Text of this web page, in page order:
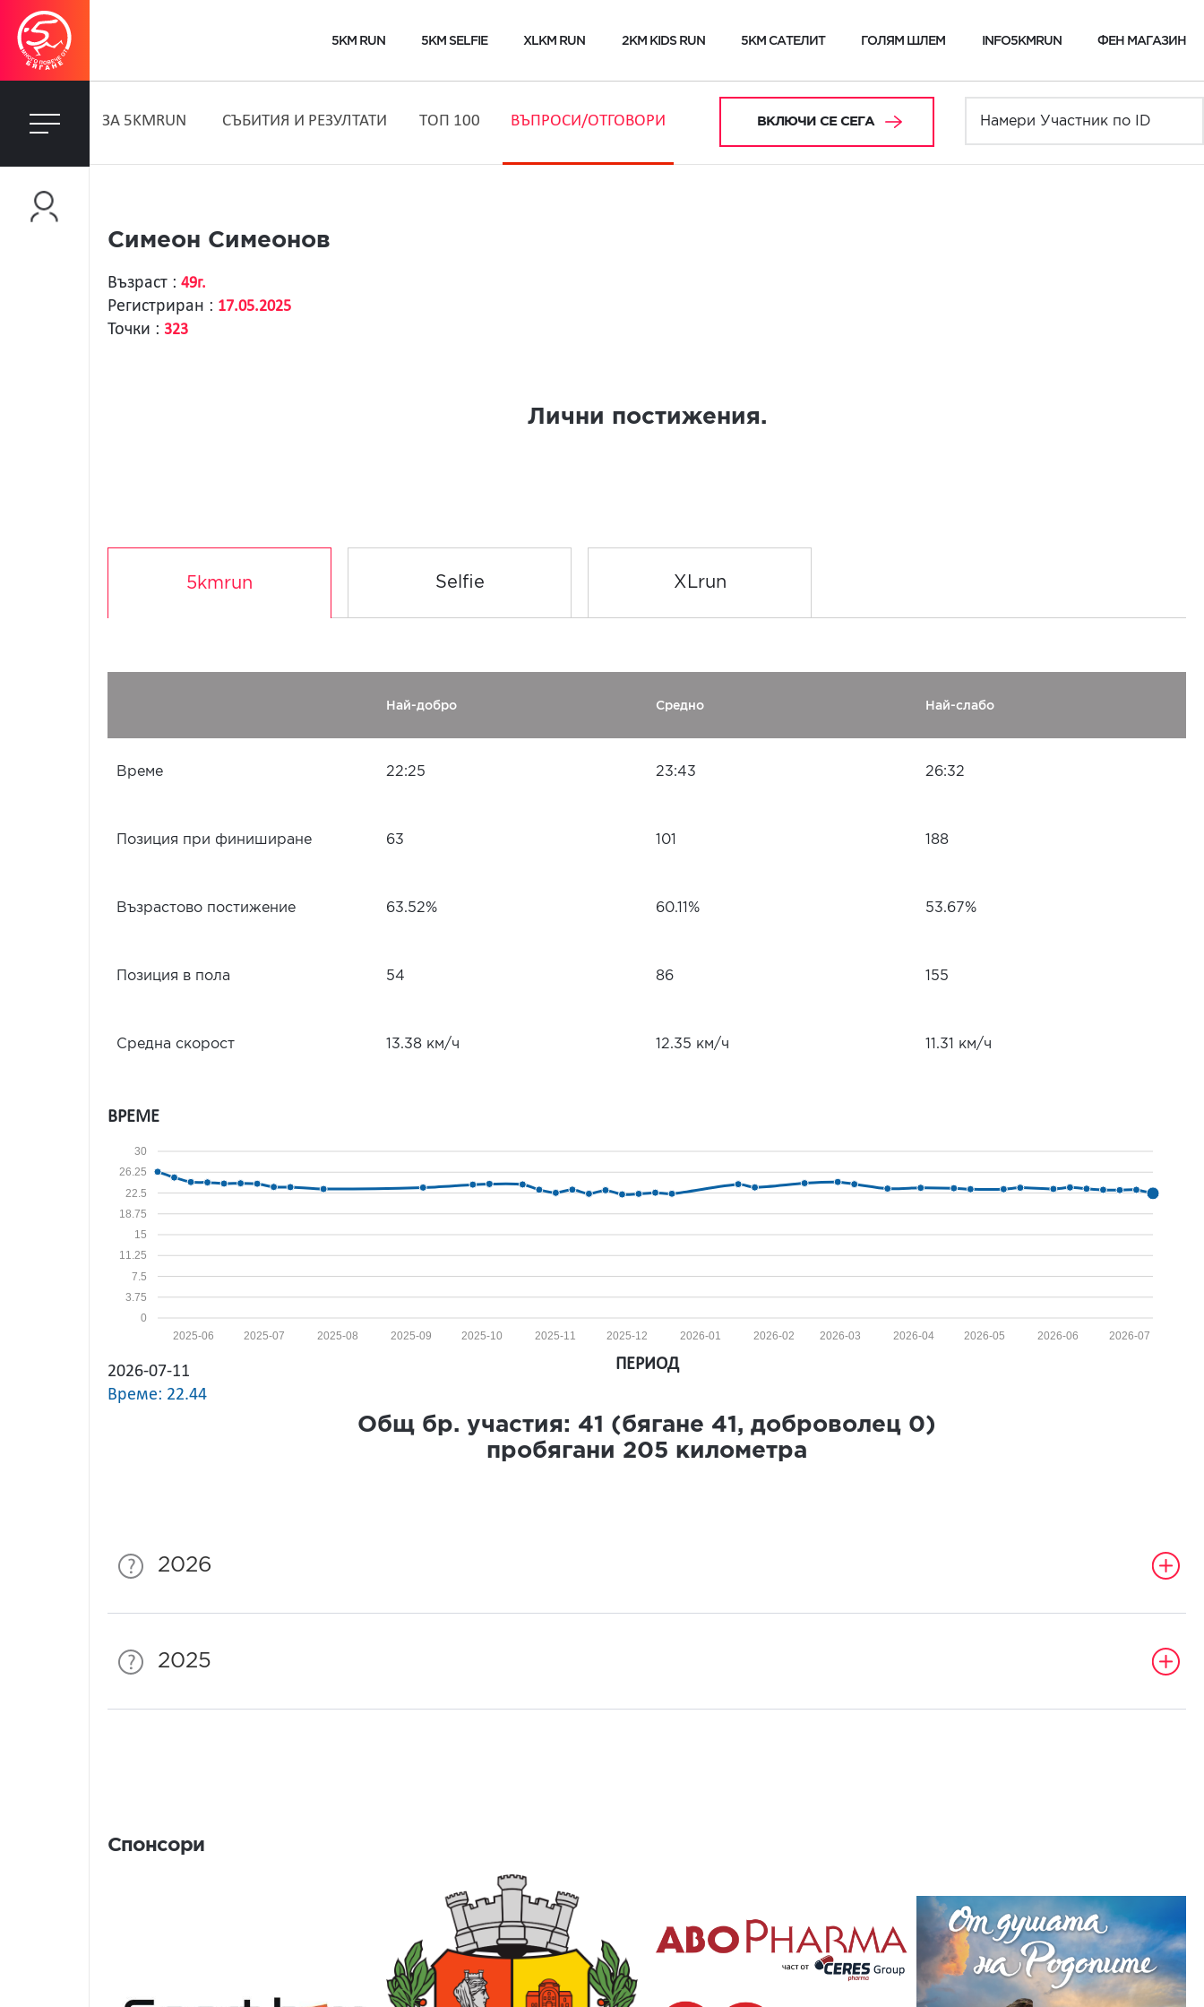
5KM RUN 5KM SELFIE XLKM RUN 2KM KIDS RUN 5KM САТЕЛИТ ГОЛЯМ ШЛЕМ INFO5KMRUN ФЕН МАГАЗИН
ЗA 5KMRUN СЪБИТИЯ И РЕЗУЛТАТИ ТОП 100 ВЪПРОСИ/ОТГОВОРИ ВКЛЮЧИ СЕ СЕГА
Симеон Симеонов
Възраст : 49г.
Регистриран : 17.05.2025
Точки : 323
Лични постижения.
5kmrun Selfie XLrun
Най-добро Средно Най-слабо
Време 22:25 23:43 26:32
Позиция при финиширане 63 101 188
Възрастово постижение 63.52% 60.11% 53.67%
Позиция в пола 54 86 155
Средна скорост 13.38 км/ч 12.35 км/ч 11.31 км/ч
ВРЕМЕ
0
3.75
7.5
11.25
15
18.75
22.5
26.25
30
2026-07
2026-06
2026-05
2026-04
2026-03
2026-02
2026-01
2025-12
2025-11
2025-10
2025-09
2025-08
2025-07
2025-06
2026-07-11
Време: 22.44
ПЕРИОД
Общ бр. участия: 41 (бягане 41 , доброволец 0)
пробягани 205 километра
2026
2025
Спонсори